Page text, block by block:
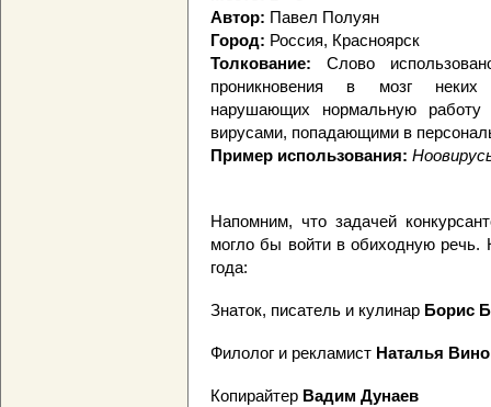
Автор: Павел Полуян
Город: Россия, Красноярск
Толкование: Слово
проникновения в мозг неких
нарушающих нормальную
вирусами, попадающими в
Пример использования:
Напомним, что задачей
могло бы войти в обиходную речь.
года:
Знаток, писатель и кулинар Борис
Филолог и рекламист Наталья
Копирайтер Вадим Дунаев